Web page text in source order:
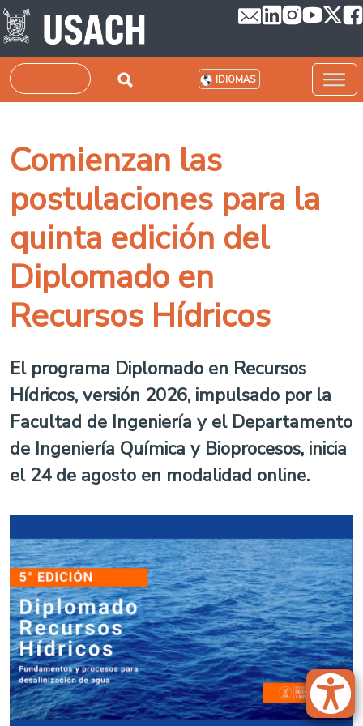
Pasar al contenido principal
Buscar IDIOMAS
Comienzan las
postulaciones para la
quinta edición del
Diplomado en
Recursos Hídricos
El programa Diplomado en Recursos
Hídricos, versión 2026, impulsado por la
Facultad de Ingeniería y el Departamento
de Ingeniería Química y Bioprocesos, inicia
el 24 de agosto en modalidad online.